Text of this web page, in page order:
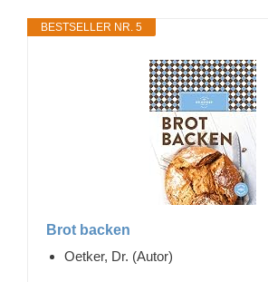
BESTSELLER NR. 5
Brot backen
Oetker, Dr. (Autor)